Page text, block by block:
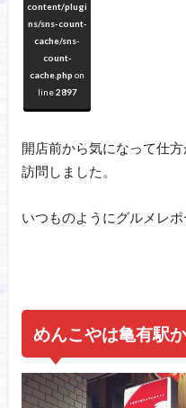
content/plugi
ns/sns-count-
cache/sns-
count-
cache.php on
line2897
開店前から気になって仕
訪問しました。
いつものようにグルメレ
めんこやは亀有駅